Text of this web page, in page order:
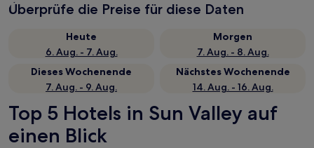
Überprüfe die Preise für diese Daten
Heute
6. Aug. - 7. Aug.
Morgen
7. Aug. - 8. Aug.
Dieses Wochenende
7. Aug. - 9. Aug.
Nächstes Wochenende
14. Aug. - 16. Aug.
Top 5 Hotels in Sun Valley auf
einen Blick